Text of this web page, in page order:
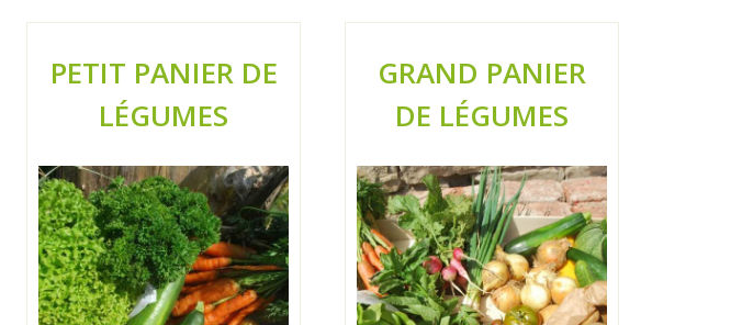
PETIT PANIER DE
LÉGUMES
GRAND PANIER
DE LÉGUMES